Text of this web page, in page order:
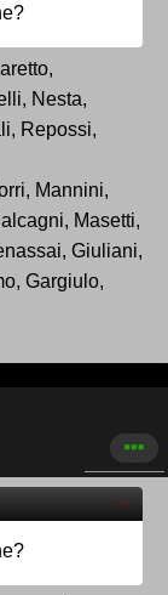
Nesta,
Repossi,
Mannini,
Masetti,
Giuliani,
Gargiulo,